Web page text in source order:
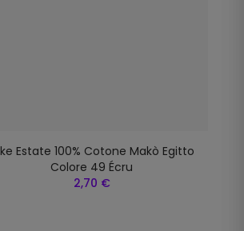
Estate 100% Cotone Makò Egitto
Colore 49 Écru
2,70 €